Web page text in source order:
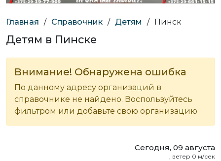
Главная / Справочник / Детям / Пинск
Детям в Пинске
Внимание! Обнаружена ошибка
По данному адресу организаций в
справочнике не найдено. Воспользуйтесь
фильтром или добавьте свою организацию
Сегодня, 09 августа
, ветер 0 м/сек